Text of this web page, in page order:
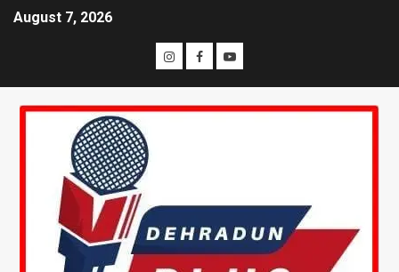
August 7, 2026